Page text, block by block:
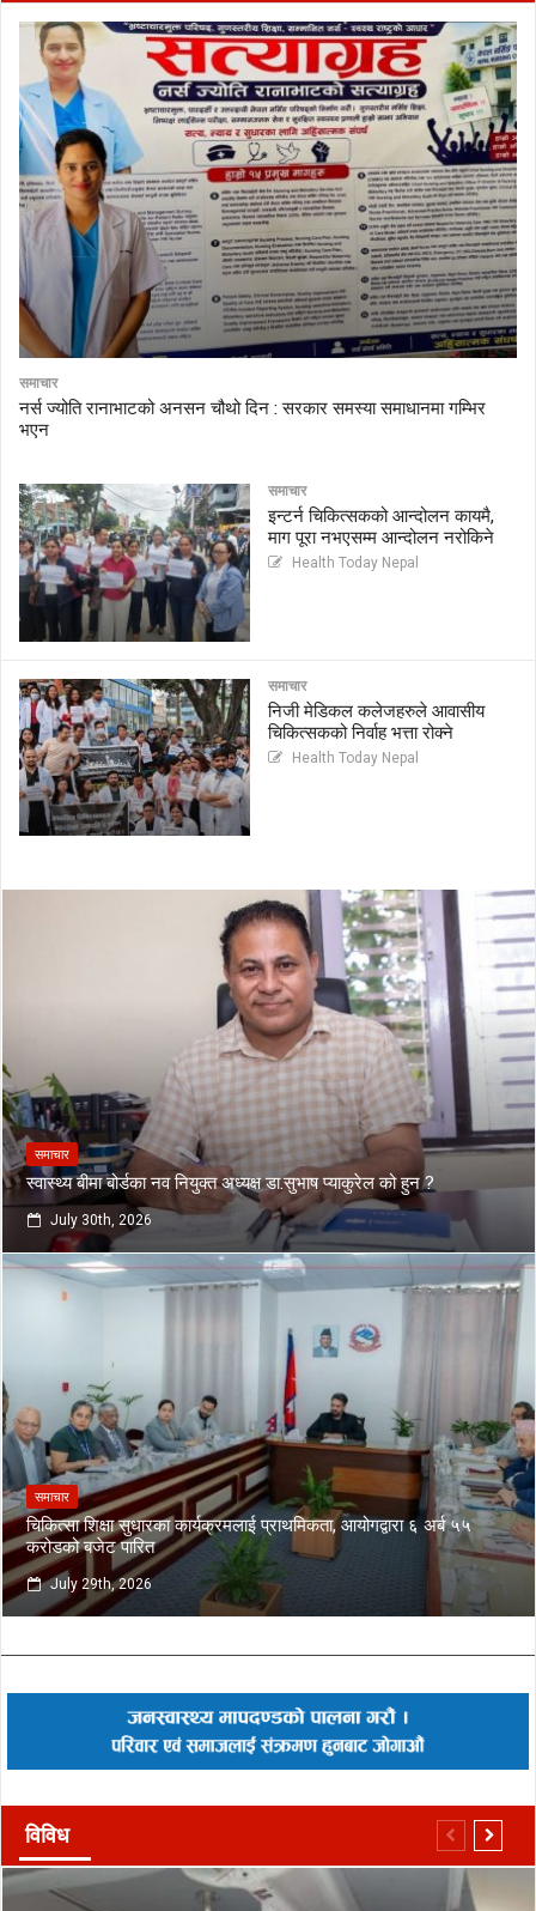
समाचार
नर्स ज्योति रानाभाटको अनसन चौथो दिन : सरकार समस्या समाधानमा गम्भिर
भएन
समाचार
इन्टर्न चिकित्सकको आन्दोलन कायमै,
माग पूरा नभएसम्म आन्दोलन नरोकिने
Health Today Nepal
समाचार
निजी मेडिकल कलेजहरुले आवासीय
चिकित्सकको निर्वाह भत्ता रोक्ने
Health Today Nepal
समाचार
स्वास्थ्य बीमा बोर्डका नव नियुक्त अध्यक्ष डा.सुभाष प्याकुरेल को हुन ?
July 30th, 2026
समाचार
चिकित्सा शिक्षा सुधारका कार्यक्रमलाई प्राथमिकता, आयोगद्वारा ६ अर्ब ५५
करोडको बजेट पारित
July 29th, 2026
विविध